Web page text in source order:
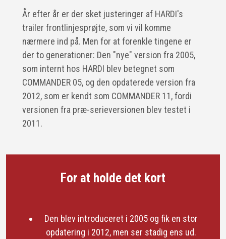
År efter år er der sket justeringer af HARDI's
trailer frontlinjesprøjte, som vi vil komme
nærmere ind på. Men for at forenkle tingene er
der to generationer: Den "nye" version fra 2005,
som internt hos HARDI blev betegnet som
COMMANDER 05, og den opdaterede version fra
2012, som er kendt som COMMANDER 11, fordi
versionen fra præ-serieversionen blev testet i
2011.
For at holde det kort
Den blev introduceret i 2005 og fik en stor
opdatering i 2012, men ser stadig ens ud.